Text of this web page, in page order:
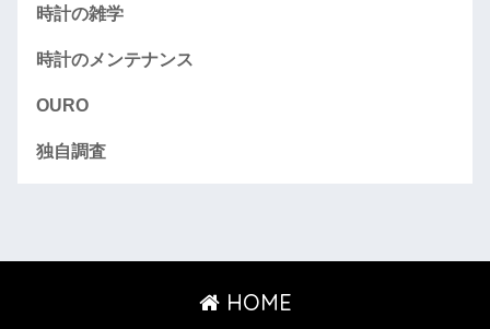
時計の雑学
時計のメンテナンス
OURO
独自調査
HOME